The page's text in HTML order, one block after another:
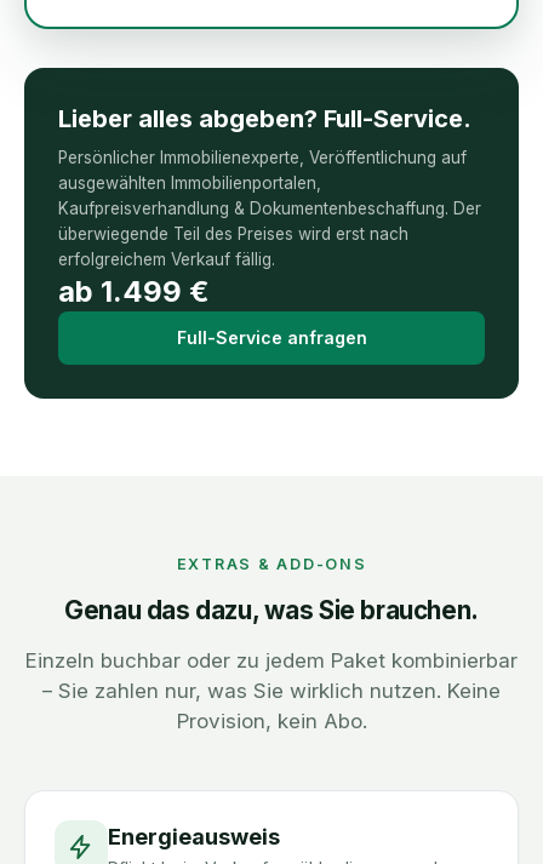
Lieber alles abgeben? Full-Service.
Persönlicher Immobilienexperte, Veröffentlichung auf
ausgewählten Immobilienportalen,
Kaufpreisverhandlung & Dokumentenbeschaffung. Der
überwiegende Teil des Preises wird erst nach
erfolgreichem Verkauf fällig.
ab 1.499 €
Full-Service anfragen
EXTRAS & ADD-ONS
Genau das dazu, was Sie brauchen.
Einzeln buchbar oder zu jedem Paket kombinierbar
– Sie zahlen nur, was Sie wirklich nutzen. Keine
Provision, kein Abo.
Energieausweis